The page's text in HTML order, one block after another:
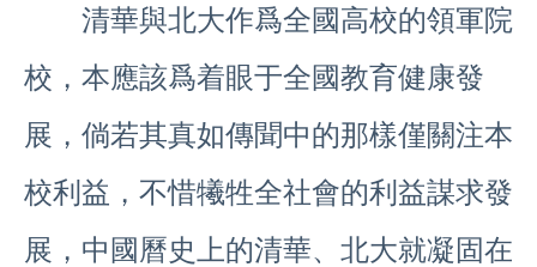
清華與北大作爲全國高校的領軍院
校，本應該爲着眼于全國教育健康發
展，倘若其真如傳聞中的那樣僅關注本
校利益，不惜犧牲全社會的利益謀求發
展，中國曆史上的清華、北大就凝固在